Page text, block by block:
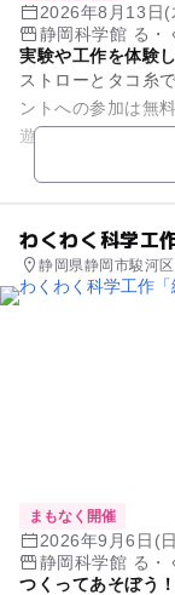
2026年8月13日
静岡科学館 る・
実験や工作を体験
ストローとタコ糸で
ントへの参加は無
遊びに来てください
わくわく科学工
静岡県静岡市駿河
まもなく開催
2026年9月6日(
静岡科学館 る・
つくってあそぼう